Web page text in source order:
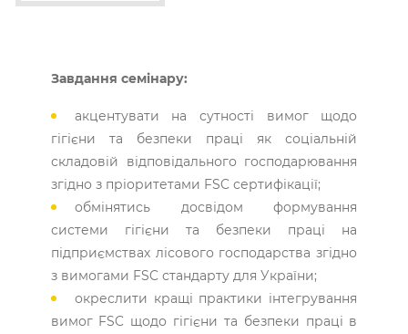
Завдання семінару:
акцентувати на сутності вимог щодо
гігієни та безпеки праці як соціальній
складовій відповідального господарювання
згідно з пріоритетами FSC сертифікації;
обмінятись досвідом формування
системи гігієни та безпеки праці на
підприємствах лісового господарства згідно
з вимогами FSC стандарту для України;
окреслити кращі практики інтегрування
вимог FSC щодо гігієни та безпеки праці в